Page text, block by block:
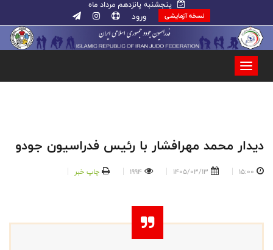
پنجشنبه پانزدهم مرداد ماه
نسخه آزمایشی ورود
دیدار محمد مهرافشار با رئیس فدراسیون جودو
15:00
1405/03/13
1994 چاپ خبر